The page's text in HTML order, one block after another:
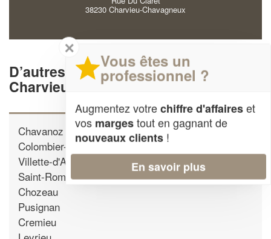
38230 Charvieu-Chavagneux
D’autres ébénistes proche de
Charvieu-Chavagneux
Chavanoz
Colombier-Saugnieu
Villette-d'Anthon
Saint-Romain-de-Jalionas
Chozeau
Pusignan
Cremieu
✕
Vous êtes un
professionnel ?
Augmentez votrechiffre d'affaireset
vos margestout en gagnant de
nouveaux clients !
En savoir plus